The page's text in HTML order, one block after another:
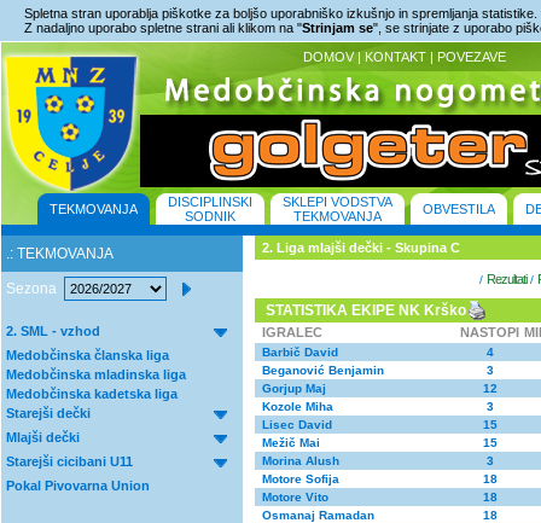
Spletna stran uporablja piškotke za boljšo uporabniško izkušnjo in spremljanja statistike.
Z nadaljno uporabo spletne strani ali klikom na "Strinjam se", se strinjate z uporabo
DOMOV | KONTAKT | POVEZAVE
TEKMOVANJA
DISCIPLINSKI
SODNIK
SKLEPI VODSTVA
TEKMOVANJA
OBVESTILA
.: TEKMOVANJA
Sezona
2. SML - vzhod
Medobčinska članska liga
Medobčinska mladinska liga
Medobčinska kadetska liga
Starejši dečki
Mlajši dečki
Starejši cicibani U11
Pokal Pivovarna Union
2. Liga mlajši dečki - Skupina C
/ Rezultati/
STATISTIKA EKIPE NK Krško
IGRALEC NASTOPI
Barbič David
4
Beganović Benjamin
3
Gorjup Maj
12
Kozole Miha
3
Lisec David
15
Mežič Mai
15
Morina Alush
3
Motore Sofija
18
Motore Vito
18
Osmanaj Ramadan
18